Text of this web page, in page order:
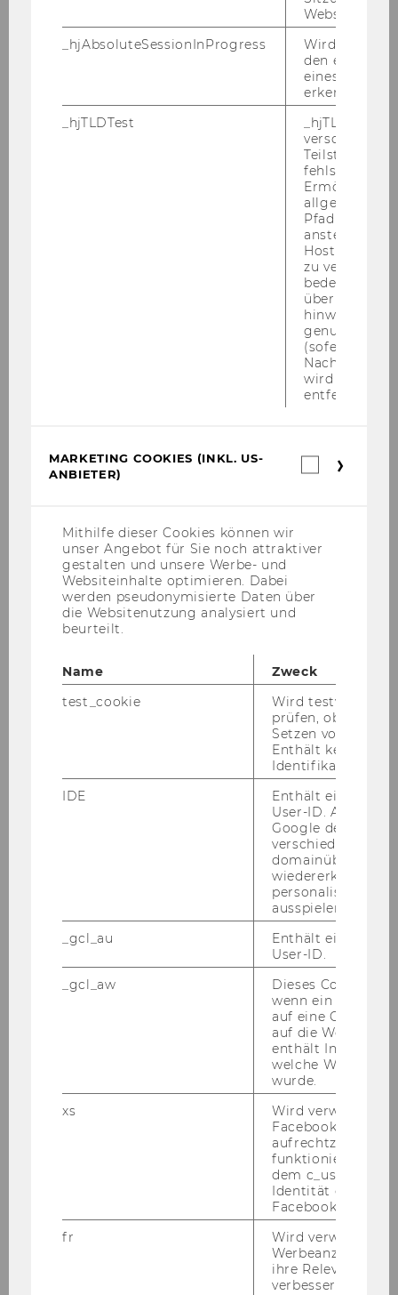
An­sprech­per­son
Pro­jekt­team
Sil­via Hand­ler
Lei­te­rin des Lan­des­pro­jekts bwKI-​Transfer
Nach­schau AI in Ac­tion 2025
Website
_hjAbsoluteSessionInProgress
Wird
den ersten
eines
erkennen.
_hjTLDTest
_hjTLDTest-
verschiedene
Teilstrings,
fehlschlägt.
Ermöglicht,
Pfad zu
anstelle des
Hostnamens
zu
bedeutet,
über
hinweg
genutzt
(sofern
Nach dieser
wird das
entfernt.
MARKETING COOKIES (INKL. US-
ANBIETER)
Mithilfe dieser Cookies können wir
unser Angebot für Sie noch attraktiver
gestalten und unsere Werbe- und
Websiteinhalte optimieren. Dabei
werden pseudonymisierte Daten über
die Websitenutzung analysiert und
beurteilt.
Name
Zweck
test_cookie
Wird testweise
prüfen, ob der
Setzen von
Enthält keine
IDE
Enthält eine
User-ID. Anhand
Google den User
verschiedene
wiedererkennen
personalisierte
ausspielen.
_gcl_au
Enthält eine
User-ID.
_gcl_aw
Dieses Cookie
wenn ein User
auf eine Google
auf die Website
enthält
welche
wurde.
xs
Wird verwendet,
Facebook-Sitzung
funktioniert in
dem c_user-
Identität des
Facebook zu
fr
Wird verwendet,
Werbeanzeigen
ihre Relevanz zu
verbessern.